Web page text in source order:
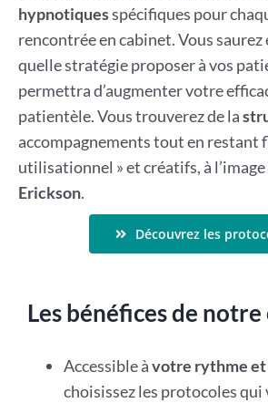
hypnotiquesspécifiques pour
rencontrée en cabinet. Vous
quelle stratégie proposer à vos
permettra d’augmenter votre
patientèle. Vous trouverez de la
accompagnements tout en restant
utilisationnel » et créatifs, à l’image
Erickson.
Découvrez les
Les bénéfices de
Accessible àvotre rythme et
choisissez les protocoles qui